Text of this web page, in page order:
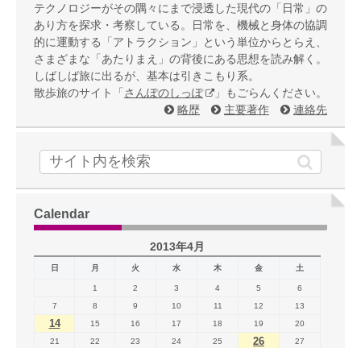
テクノロジーがその隅々にまで浸透した現代の「日常」の
あり方を探求・考察している。日常を、機械と身体の協調
的に運動する「アトラクション」という単位からとらえ、
さまざまな「あたりまえ」の背後にある思想を読み解く。
しばしば旅に出るが、基本は引きこもり系。
散歩旅のサイト「 さんぽのしっぽ
」もごらんください。
略歴
主要著作 連絡先
Calendar
2013年4月
日 月 火 水 木 金 土
1 2 3 4 5
6
7
8 9 10 11 12 13
14 15 16 17 18 19
20
21
22 23 24 25 26 27